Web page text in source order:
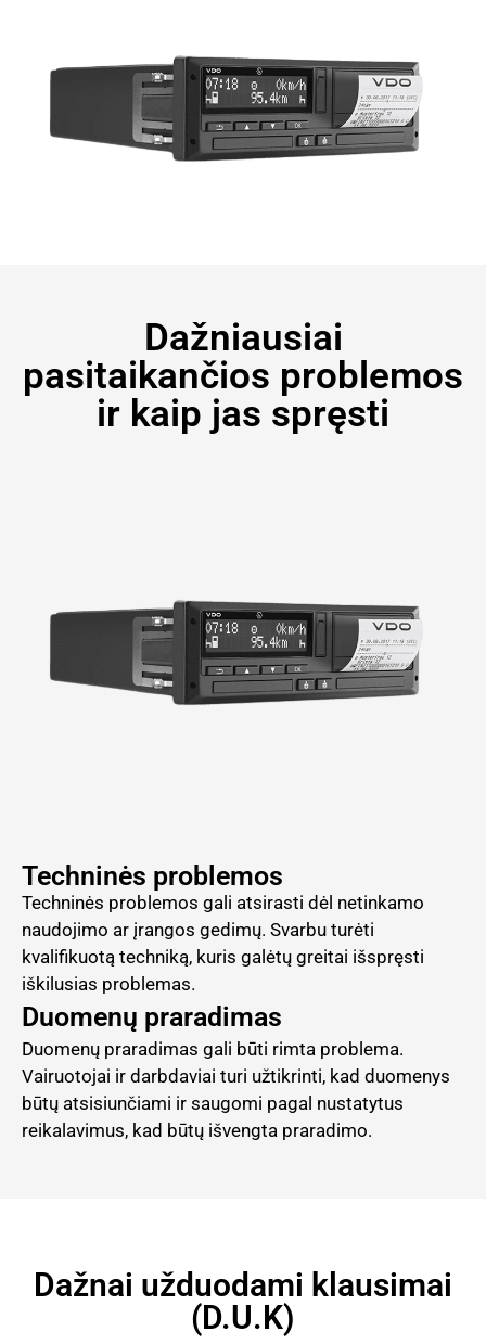
Dažniausiai
pasitaikančios problemos
ir kaip jas spręsti
Techninės problemos
Techninės problemos gali atsirasti dėl netinkamo
naudojimo ar įrangos gedimų. Svarbu turėti
kvalifikuotą techniką, kuris galėtų greitai išspręsti
iškilusias problemas.
Duomenų praradimas
Duomenų praradimas gali būti rimta problema.
Vairuotojai ir darbdaviai turi užtikrinti, kad duomenys
būtų atsisiunčiami ir saugomi pagal nustatytus
reikalavimus, kad būtų išvengta praradimo.
Dažnai užduodami klausimai
(D.U.K)